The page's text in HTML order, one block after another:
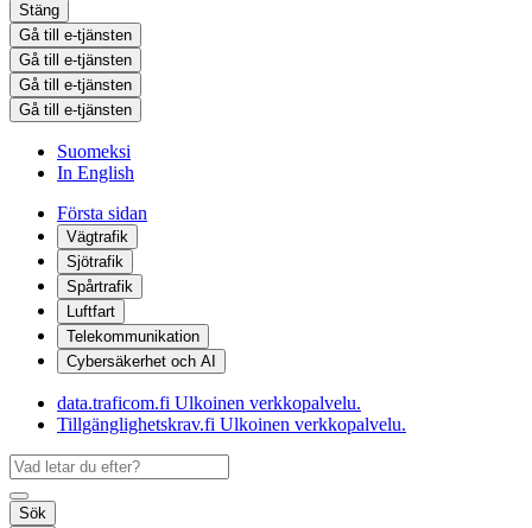
Stäng
Gå till e-tjänsten
Gå till e-tjänsten
Gå till e-tjänsten
Gå till e-tjänsten
Suomeksi
In English
Första sidan
Vägtrafik
Sjötrafik
Spårtrafik
Luftfart
Telekommunikation
Cybersäkerhet och AI
data.traficom.fi Ulkoinen verkkopalvelu.
Tillgänglighetskrav.fi Ulkoinen verkkopalvelu.
Sök